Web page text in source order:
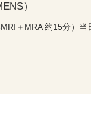
）
＋MRA 約15分）当